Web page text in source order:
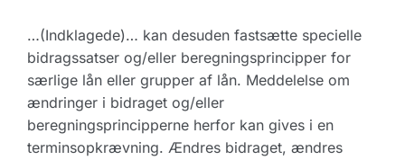
…(Indklagede)… kan desuden fastsætte specielle
bidragssatser og/eller beregningsprincipper for
særlige lån eller grupper af lån. Meddelelse om
ændringer i bidraget og/eller
beregningsprincipperne herfor kan gives i en
terminsopkrævning. Ændres bidraget, ændres